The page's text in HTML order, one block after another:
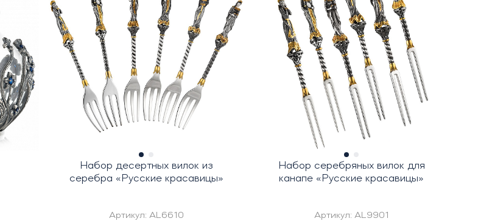
Набор десертных вилок из
серебра «Русские красавицы»
Артикул: AL6610
Набор серебряных вилок для
канапе «Русские красавицы»
Артикул: AL9901